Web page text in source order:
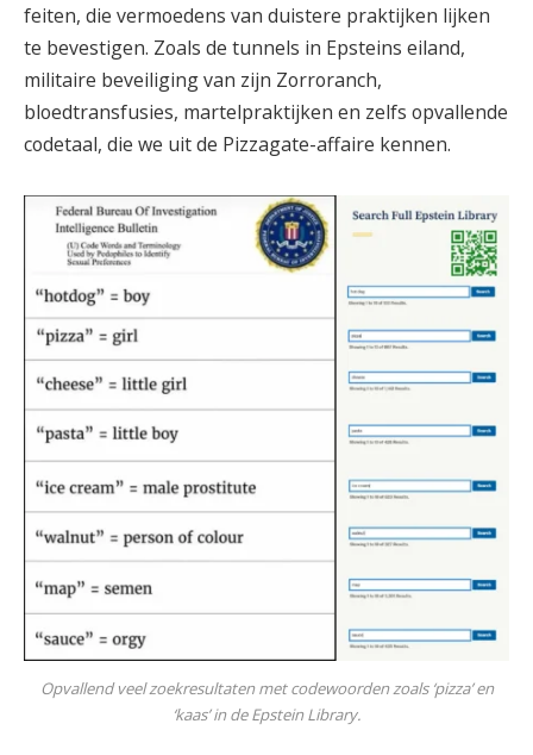
feiten, die vermoedens van duistere praktijken lijken
te bevestigen. Zoals de tunnels in Epsteins eiland,
militaire beveiliging van zijn Zorroranch,
bloedtransfusies, martelpraktijken en zelfs opvallende
codetaal, die we uit de Pizzagate-affaire kennen.
Opvallend veel zoekresultaten met codewoorden zoals ‘pizza’ en
‘kaas’ in de Epstein Library.